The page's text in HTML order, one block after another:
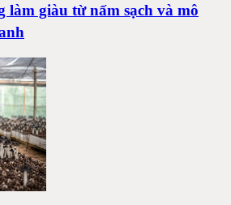
làm giàu từ nấm sạch và mô